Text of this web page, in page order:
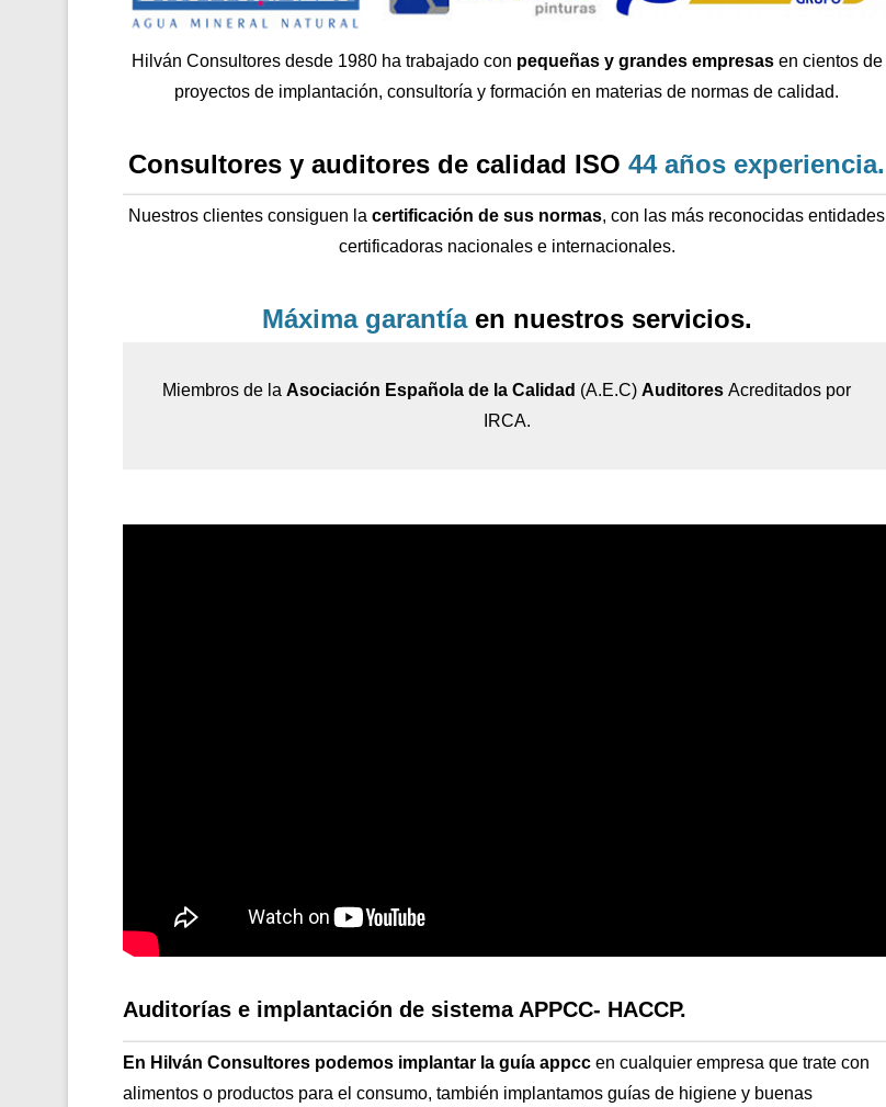
Hilván Consultores desde 1980 ha trabajado con pequeñas y grandes empresas en cientos de
proyectos de implantación, consultoría y formación en materias de normas de calidad.
Consultores y auditores de calidad ISO 44 años experiencia.
Nuestros clientes consiguen la certificación de sus normas, con las más reconocidas entidades
certificadoras nacionales e internacionales.
Máxima garantíaen nuestros servicios.
Miembros de la Asociación Española de la Calidad (A.E.C) Auditores Acreditados por
IRCA.
Auditorías e implantación de sistema APPCC- HACCP.
En Hilván Consultores podemos implantar la guía appcc en cualquier empresa que trate con
alimentos o productos para el consumo, también implantamos guías de higiene y buenas